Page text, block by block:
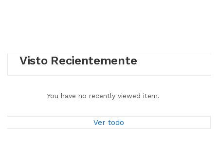
Visto Recientemente
You have no recently viewed item.
Ver todo